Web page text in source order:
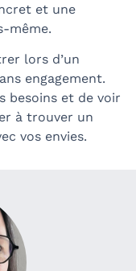
et une
même.
lors d’un
engagement.
besoins et de voir
à trouver un
vos envies.